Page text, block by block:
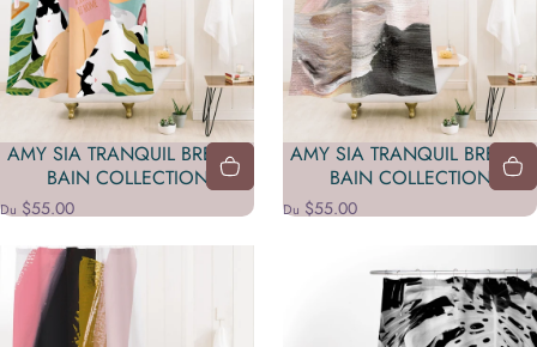
AMY SIA TRANQUIL BREATH
BAIN COLLECTION
Du $55.00
AMY SIA TRANQUIL BREATH
BAIN COLLECTION
Du $55.00